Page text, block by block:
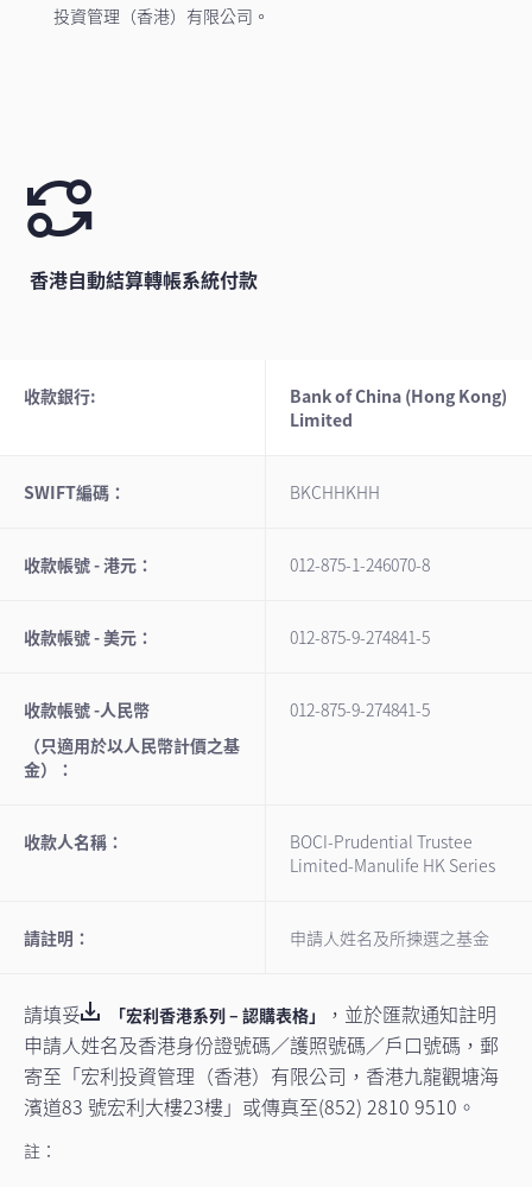
投資管理（香港）有限公司。
香港自動結算轉帳系統付款
收款銀行:
Bank of China (Hong Kong)
Limited
SWIFT編碼： BKCHHKHH
收款帳號 - 港元： 012-875-1-246070-8
收款帳號 - 美元： 012-875-9-274841-5
收款帳號 -人民幣
（只適用於以人民幣計價之基
金）：
012-875-9-274841-5
收款人名稱：
BOCI-Prudential Trustee
Limited-Manulife HK Series
請註明： 申請人姓名及所揀選之基金
請填妥 「宏利香港系列 – 認購表格」
，並於匯款通知註明
申請人姓名及香港身份證號碼／護照號碼／戶口號碼，郵
寄至「宏利投資管理（香港）有限公司，香港九龍觀塘海
濱道83 號宏利大樓23樓」或傳真至(852) 2810 9510。
註：